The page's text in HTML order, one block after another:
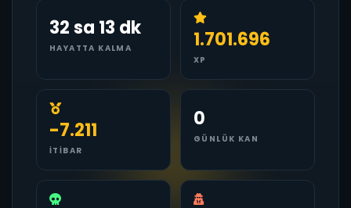
32 sa 13 dk
HAYATTA KALMA 1.701.696
XP
-7.211
İTIBAR
0
GÜNLÜK KAN